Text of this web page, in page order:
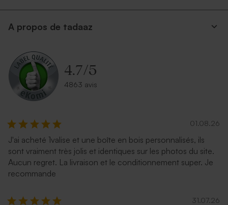
A propos de tadaaz
4.7/5
4863 avis
01.08.26
J'ai acheté 1valise et une boîte en bois personnalisés, ils
sont vraiment très jolis et identiques sur les photos du site.
Aucun regret. La livraison et le conditionnement super. Je
recommande
31.07.26